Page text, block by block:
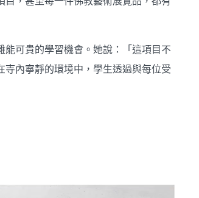
可貴的學習機會。她說：「這項目不
內寧靜的環境中，學生透過與每位受